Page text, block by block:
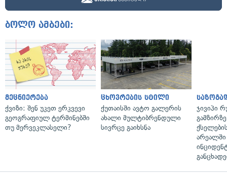
ბოლო ამბები:
მეცნიერება
ქვიზი: შენ უკეთ ერკვევი
გეოგრაფიულ ტერმინებში
თუ მერვეკლასელი?
ცხოვრების სტილი
ქუთაისში ავტო გალერის
ახალი მულტიბრენდული
სივრცე გაიხსნა
ჯივიპი